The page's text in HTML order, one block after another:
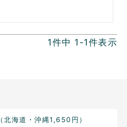
1件中 1 -1件表示
（北海道・沖縄1,650円）